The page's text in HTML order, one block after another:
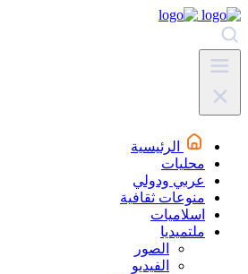
الرئيسية
محليات
عربي ودولي
منوعات ثقافية
اسلاميات
ملتميديا
الصور
الفيديو